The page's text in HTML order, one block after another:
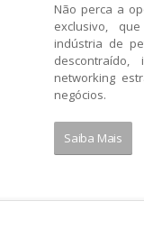
Não perca a
exclusivo,
indústria de
networking
negócios.
Saiba Mais